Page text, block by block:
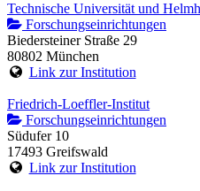
Technische Universität und
Forschungseinrichtungen
Biedersteiner Straße 29
80802 München
Link zur Institution
Friedrich-Loeffler-Institut
Forschungseinrichtungen
Südufer 10
17493 Greifswald
Link zur Institution